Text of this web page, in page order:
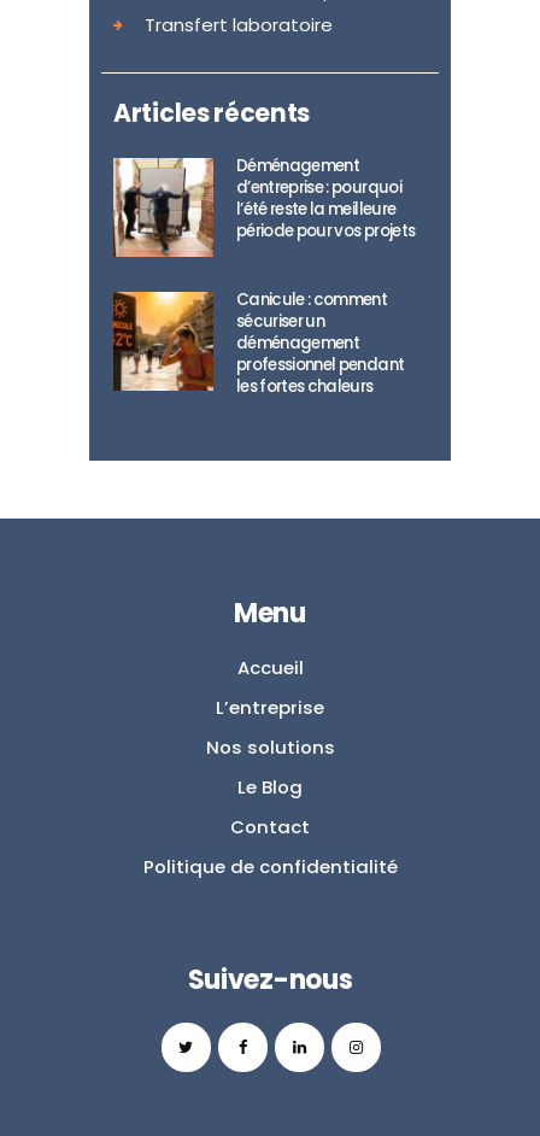
Transfert laboratoire
Articles récents
Déménagement
d’entreprise : pourquoi
l’été reste la meilleure
période pour vos projets
Canicule : comment
sécuriser un
déménagement
professionnel pendant
les fortes chaleurs
Menu
Accueil
L’entreprise
Nos solutions
Le Blog
Contact
Politique de confidentialité
Suivez-nous